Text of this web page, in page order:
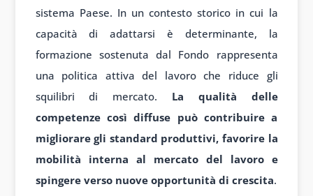
sistema Paese. In un contesto storico in cui la
capacità di adattarsi è determinante, la
formazione sostenuta dal Fondo rappresenta
una politica attiva del lavoro che riduce gli
squilibri di mercato. La qualità delle
competenze così diffuse può contribuire a
migliorare gli standard produttivi, favorire la
mobilità interna al mercato del lavoro e
spingere verso nuove opportunità di crescita.